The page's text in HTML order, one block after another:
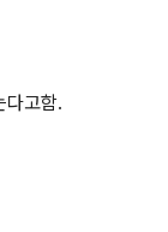
다고함.